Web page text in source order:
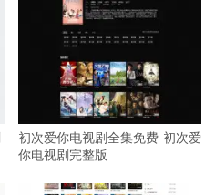
初次爱你电视剧全集免费-初次爱
你电视剧完整版